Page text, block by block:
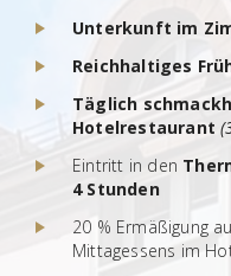
Unterkunft im
Reichhaltiges
Täglich
Hotelrestaurant
Eintritt in den
4 Stunden
20 % Ermäßigung
Mittagessens im